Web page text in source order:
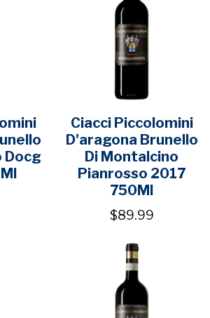
Docg
Ciacci Piccolomini
D'aragona Brunello
Di Montalcino
Pianrosso 2017
750Ml
$89.99